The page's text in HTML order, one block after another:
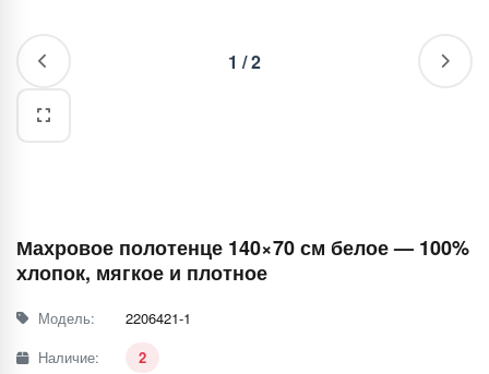
1 /2
Махровое полотенце 140×70 см белое — 100%
хлопок, мягкое и плотное
Модель:
2206421-1
Наличие:
2